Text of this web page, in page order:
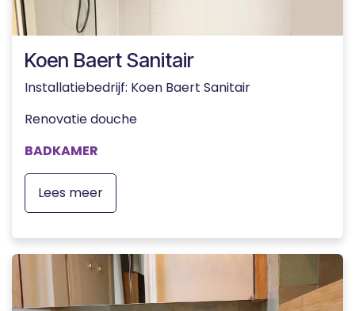
Koen Baert Sanitair
Installatiebedrijf: Koen Baert Sanitair
Renovatie douche
BADKAMER
Lees meer